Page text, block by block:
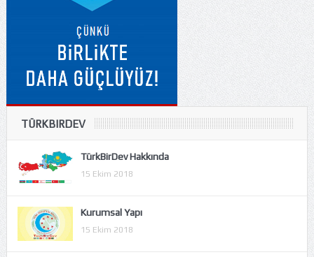
TÜRKBIRDEV
TürkBirDev Hakkında
15 Ekim 2018
Kurumsal Yapı
15 Ekim 2018